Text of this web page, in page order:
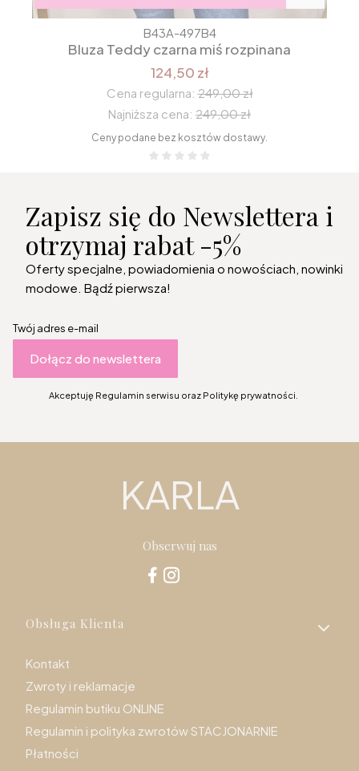
B43A-497B4
Bluza Teddy czarna miś rozpinana
124,50 zł
Cena regularna: 249,00 zł
Najniższa cena: 249,00 zł
Ceny podane bez kosztów dostawy.
Zapisz się do Newslettera i
otrzymaj rabat -5%
Oferty specjalne, powiadomienia o nowościach, nowinki
modowe. Bądź pierwsza!
Twój adres e-mail
Dołącz do newslettera
Akceptuję Regulamin serwisu oraz Politykę prywatności.
KARLA
Obserwuj nas
Linki w stopce
Obsługa Klienta
Kontakt
Zwroty i reklamacje
Regulamin butiku ONLINE
Regulamin i polityka zwrotów STACJONARNIE
Płatności